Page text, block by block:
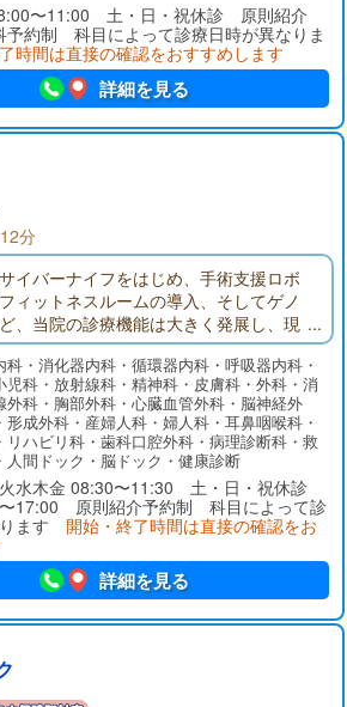
〜11:00 土・日・祝休診 原則紹介
予約制 科目によって診療日時が異なりま
時間は直接の確認をおすすめします
詳細を見る
分
イバーナイフをはじめ、手術支援ロボ
ィットネスルームの導入、そしてゲノ
、当院の診療機能は大きく発展し、現
診療科を有し100名を超える医師が勤務
つとなりました。最新の医療情報や研
療機関や施設との連携によって、地域
にも一層推進してまいる所存です。
科・消化器内科・循環器内科・呼吸器内科・
児科・放射線科・精神科・皮膚科・外科・消
外科・胸部外科・心臓血管外科・脳神経外
成外科・産婦人科・婦人科・耳鼻咽喉科・
リハビリ科・歯科口腔外科・病理診断科・救
人間ドック・脳ドック・健康診断
水木金 08:30〜11:30 土・日・祝休診
17:00 原則紹介予約制 科目によって診
ます 開始・終了時間は直接の確認をお
詳細を見る